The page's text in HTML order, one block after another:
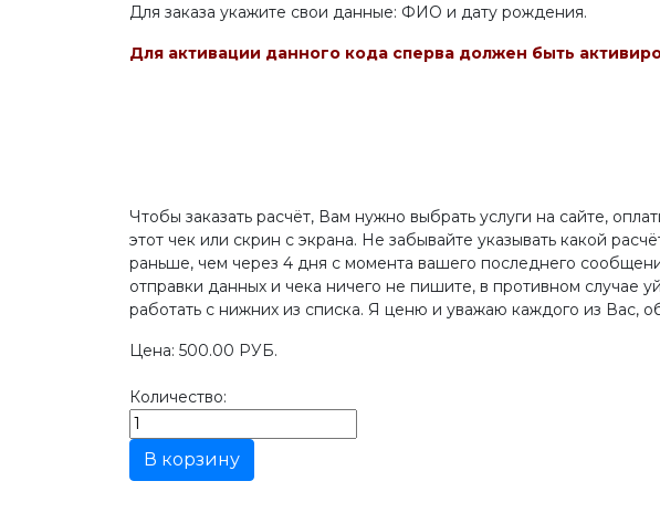
Для заказа укажите свои данные: ФИО и дату рождения.
Для активации данного кода сперва должен быть
Чтобы заказать расчёт, Вам нужно выбрать услуги на сайте,
этот чек или скрин с экрана. Не забывайте указывать какой
раньше, чем через 4 дня c момента вашего последнего
отправки данных и чека ничего не пишите, в противном
работать с нижних из списка. Я ценю и уважаю каждого из Вас,
Цена: 500.00 РУБ.
Количество: